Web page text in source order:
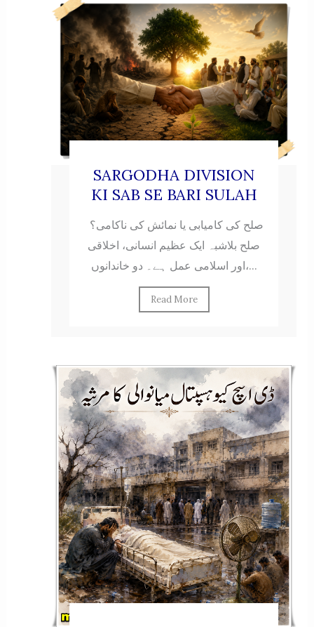
SARGODHA DIVISION
KI SAB SE BARI SULAH
صلح کی کامیابی یا نمائش کی ناکامی؟
صلح بلاشبہ ایک عظیم انسانی، اخلاقی
اور اسلامی عمل ہے۔ دو خاندانوں،...
Read More